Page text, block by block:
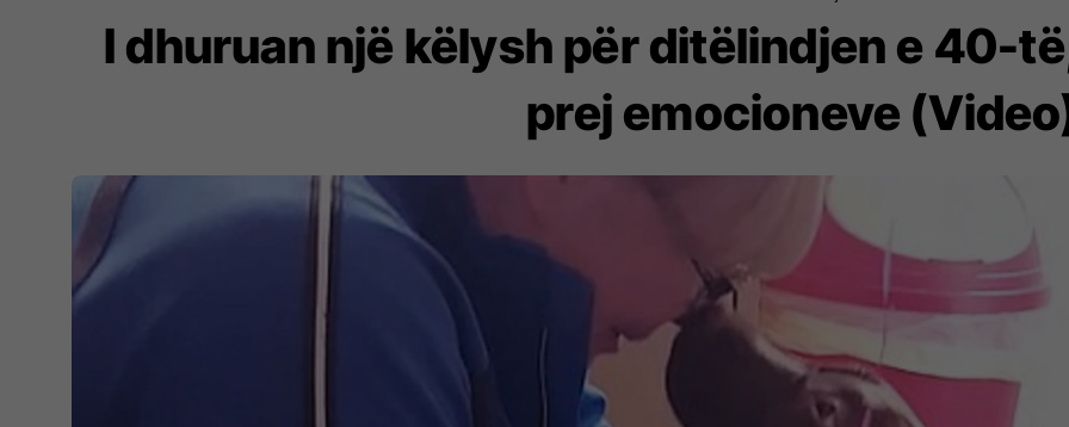
I dhuruan një këlysh për ditëlindjen e 40-
prej emocioneve